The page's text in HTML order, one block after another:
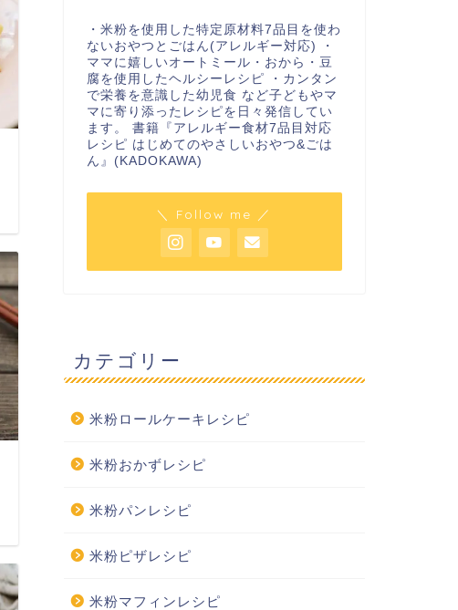
・米粉を使用した特定原材料7品目を使わ
ないおやつとごはん(アレルギー対応) ・
ママに嬉しいオートミール・おから・豆
腐を使用したヘルシーレシピ ・カンタン
で栄養を意識した幼児食 など子どもやマ
マに寄り添ったレシピを日々発信してい
ます。 書籍『アレルギー食材7品目対応
レシピ はじめてのやさしいおやつ&ごは
ん』(KADOKAWA)
＼ Follow me ／
カテゴリー
米粉ロールケーキレシピ
米粉おかずレシピ
米粉パンレシピ
米粉ピザレシピ
米粉マフィンレシピ